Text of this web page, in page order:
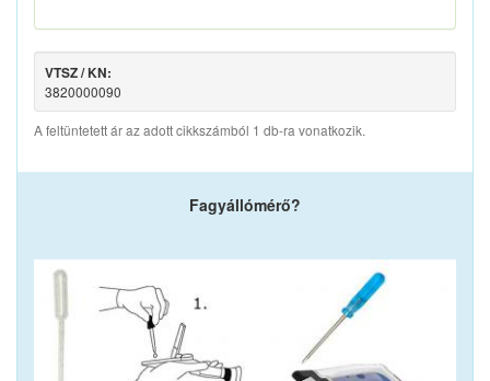
VTSZ / KN:
3820000090
A feltüntetett ár az adott cikkszámból 1 db-ra vonatkozik.
Fagyállómérő?